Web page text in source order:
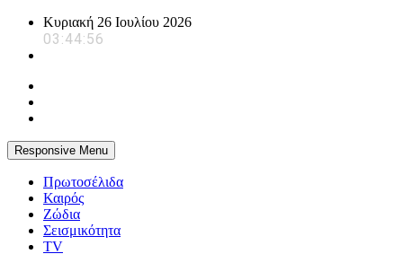
Skip
content
Κυριακή 26 Ιουλίου 2026
03:44:57
Responsive Menu
Πρωτοσέλιδα
Καιρός
Ζώδια
Σεισμικότητα
TV